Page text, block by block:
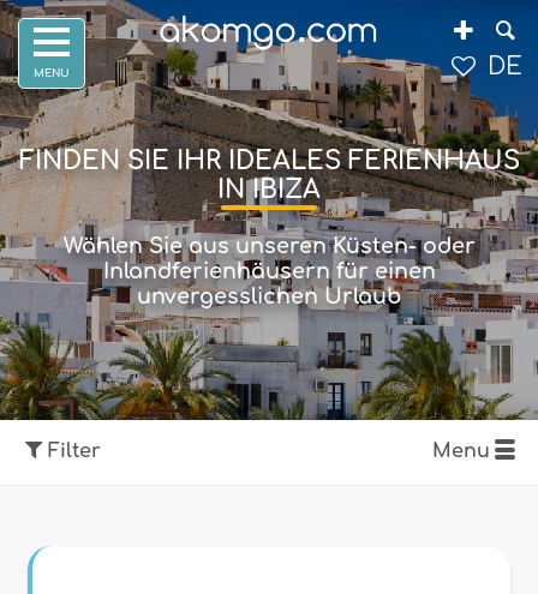
FINDEN SIE IHR IDEALES FERIENHAUS
IN IBIZA
Wählen Sie aus unseren Küsten- oder
Inlandferienhäusern für einen
unvergesslichen Urlaub
Filter Menu
DE